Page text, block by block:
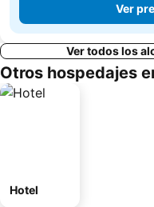
Ver
Ver todos los
Otros hospedajes
Hotel